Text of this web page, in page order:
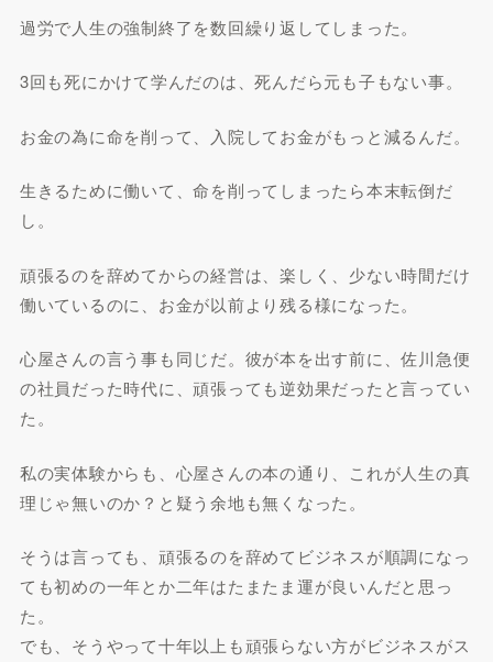
過労で人生の強制終了を数回繰り返してしまった。
3回も死にかけて学んだのは、死んだら元も子もない事。
お金の為に命を削って、入院してお金がもっと減るんだ。
生きるために働いて、命を削ってしまったら本末転倒だ
し。
頑張るのを辞めてからの経営は、楽しく、少ない時間だけ
働いているのに、お金が以前より残る様になった。
心屋さんの言う事も同じだ。彼が本を出す前に、佐川急便
の社員だった時代に、頑張っても逆効果だったと言ってい
た。
私の実体験からも、心屋さんの本の通り、これが人生の真
理じゃ無いのか？と疑う余地も無くなった。
そうは言っても、頑張るのを辞めてビジネスが順調になっ
ても初めの一年とか二年はたまたま運が良いんだと思っ
た。
でも、そうやって十年以上も頑張らない方がビジネスがス